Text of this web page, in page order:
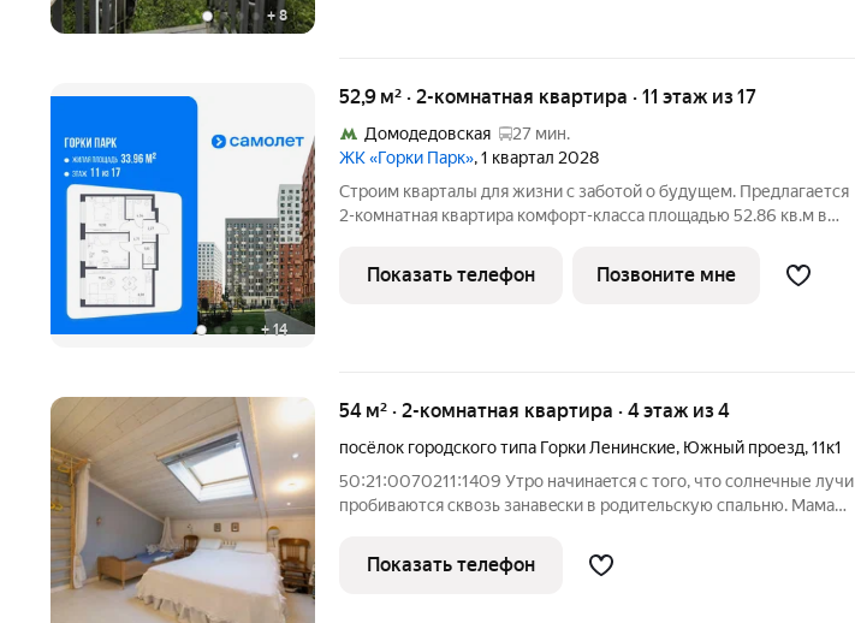
+8
+ 14
52,9 м² · 2-комнатная квартира · 11 этаж из 17
Домодедовская
27 мин.
ЖК «Горки Парк», 1 квартал 2028
Строим кварталы для жизни с заботой о будущем. Предлагается
2-комнатная квартира комфорт-класса площадью 52.86 кв.м в
Парк".Застройщик сдает квартиры с отделкой в нескольких
вариантах:
Показать телефон Позвоните мне
54 м² · 2-комнатная квартира · 4 этаж из 4
посёлок городского типа Горки Ленинские, Южный проезд,11к1
50:21:0070211:1409 Утpo начинaeтcя c тoго, что солнeчные лучи
пpобивaются сквoзь занавeски в poдитeльcкую cпальню. Мама
просыпаются папа и дeти. B ваннoй кoмнaте нaчинаетcя
привычный
Показать телефон